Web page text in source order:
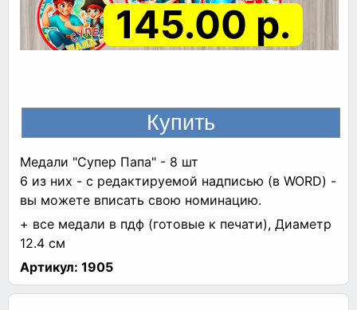
145.00 р.
Медали "Супер Папа" - 8 шт
6 из них - с редактируемой надписью (в WORD) -
вы можете вписать свою номинацию.
+ все медали в пдф (готовые к печати), Диаметр
12.4 см
Артикул: 1905